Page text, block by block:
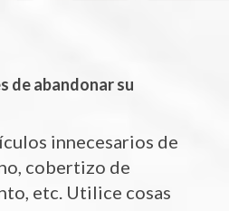
de abandonar su
innecesarios de
cobertizo de
etc. Utilice cosas